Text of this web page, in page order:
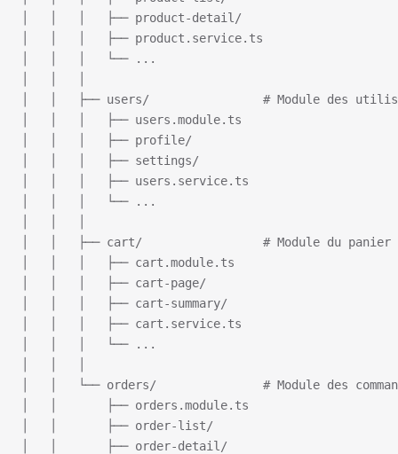
│   │   │   ├── product-detail/
│   │   │   ├── product.service.ts
│   │   │   └── ...
│   │   ├── users/                # Module des
│   │   │   ├── users.module.ts
│   │   │   ├── profile/
│   │   │   ├── settings/
│   │   │   ├── users.service.ts
│   │   │   └── ...
│   │   ├── cart/                 # Module du panier
│   │   │   ├── cart.module.ts
│   │   │   ├── cart-page/
│   │   │   ├── cart-summary/
│   │   │   ├── cart.service.ts
│   │   │   └── ...
│   │   └── orders/               # Module des
│   │       ├── orders.module.ts
│   │       ├── order-list/
│   │       ├── order-detail/